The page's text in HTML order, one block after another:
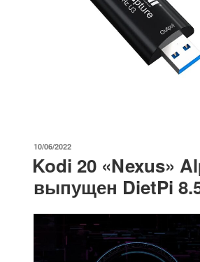
ОПУБЛИКОВАНО
10/06/2022
Kodi 20 «Nexus»
выпущен DietPi